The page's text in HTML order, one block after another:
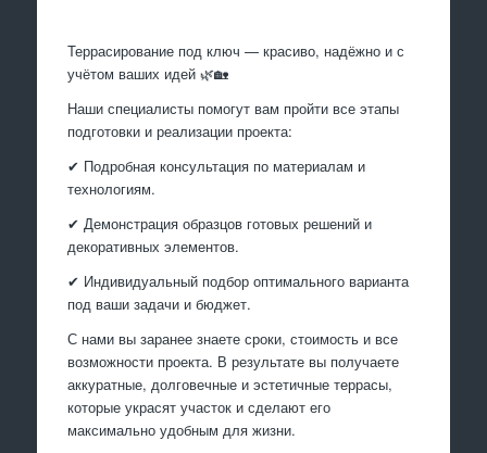
Террасирование под ключ — красиво, надёжно и с
учётом ваших идей 🌿🏡
Наши специалисты помогут вам пройти все этапы
подготовки и реализации проекта:
✔ Подробная консультация по материалам и
технологиям.
✔ Демонстрация образцов готовых решений и
декоративных элементов.
✔ Индивидуальный подбор оптимального варианта
под ваши задачи и бюджет.
С нами вы заранее знаете сроки, стоимость и все
возможности проекта. В результате вы получаете
аккуратные, долговечные и эстетичные террасы,
которые украсят участок и сделают его
максимально удобным для жизни.